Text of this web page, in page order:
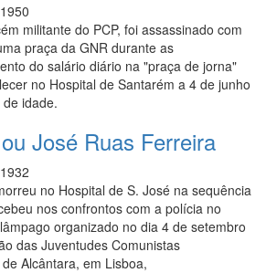
militante do PCP, foi assassinado com
praça da GNR durante as
do salário diário na "praça de jorna"
no Hospital de Santarém a 4 de junho
idade.
José Ruas Ferreira
no Hospital de S. José na sequência
nos confrontos com a polícia no
organizado no dia 4 de setembro
das Juventudes Comunistas
Alcântara, em Lisboa,